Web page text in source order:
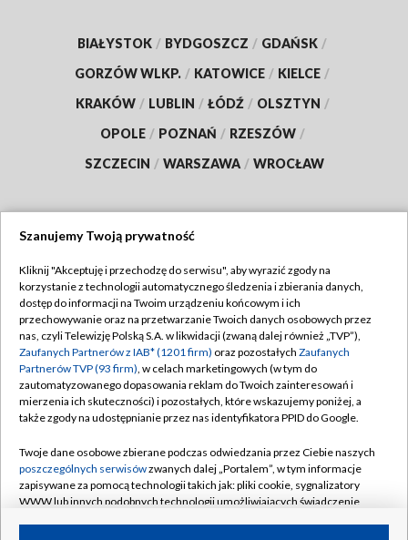
BIAŁYSTOK / BYDGOSZCZ / GDAŃSK /
GORZÓW WLKP. / KATOWICE / KIELCE /
KRAKÓW / LUBLIN / ŁÓDŹ / OLSZTYN /
OPOLE / POZNAŃ / RZESZÓW /
SZCZECIN / WARSZAWA / WROCŁAW
TVP
Abonament TVP
Emisja w TVP
Centrum informacji TVP
Naziemna Telewizja Cyfrowa
Rada Programowa
System NOS
Informacje o nadawcy
Regulamin TVP
Polityka prywatności
Moje zgody
Pomoc
Kontakt
Kanały
Szanujemy Twoją prywatność
Kliknij "Akceptuję i przechodzę do serwisu", aby wyrazić zgody na
korzystanie z technologii automatycznego śledzenia i zbierania danych,
dostęp do informacji na Twoim urządzeniu końcowym i ich
przechowywanie oraz na przetwarzanie Twoich danych osobowych przez
nas, czyli Telewizję Polską S.A. w likwidacji (zwaną dalej również „TVP”),
Zaufanych Partnerów z IAB* (1201 firm) oraz pozostałych Zaufanych
Partnerów TVP (93 firm), w celach marketingowych (w tym do
zautomatyzowanego dopasowania reklam do Twoich zainteresowań i
mierzenia ich skuteczności) i pozostałych, które wskazujemy poniżej, a
także zgody na udostępnianie przez nas identyfikatora PPID do Google.
Twoje dane osobowe zbierane podczas odwiedzania przez Ciebie naszych
poszczególnych serwisówzwanych dalej „Portalem”, w tym informacje
zapisywane za pomocą technologii takich jak: pliki cookie, sygnalizatory
WWW lub innych podobnych technologii umożliwiających świadczenie